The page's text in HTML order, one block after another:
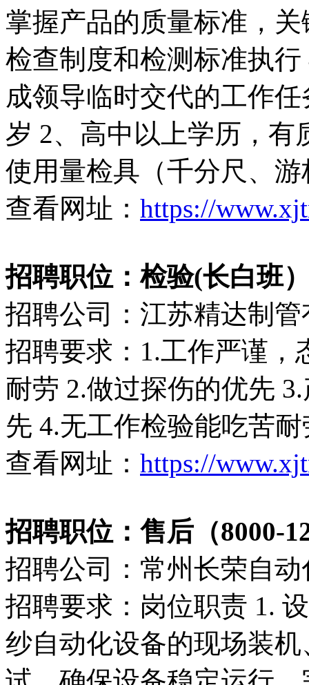
掌握产品的质量标准，
检查制度和检测标准执
成领导临时交代的工作
岁 2、高中以上学历，有
使用量检具（千分尺、
查看网址： https://
招聘职位：检验(长白班
招聘公司：江苏精达制
招聘要求：1.工作严谨，
耐劳 2.做过探伤的优先
先 4.无工作检验能吃苦
查看网址： https://
招聘职位：售后（8000-
招聘公司：常州长荣自
招聘要求：岗位职责 1.
纱自动化设备的现场装